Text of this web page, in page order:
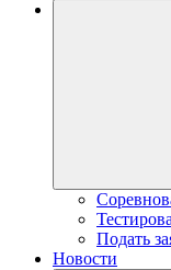
Подать
Новости